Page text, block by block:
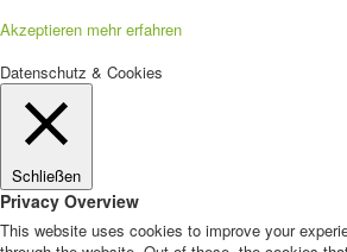
Akzeptieren mehr erfahren
Datenschutz & Cookies
Schließen
Privacy Overview
This website uses cookies to improve your